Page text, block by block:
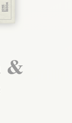
&